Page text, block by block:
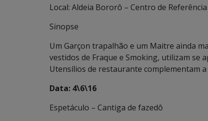
Local: Aldeia Bororô – Centro de
Sinopse
Um Garçon trapalhão e um Maitre ainda
vestidos de Fraque e Smoking, utilizam se
Utensílios de restaurante complementam
Data: 4\6\16
Espetáculo – Cantiga de fazedô